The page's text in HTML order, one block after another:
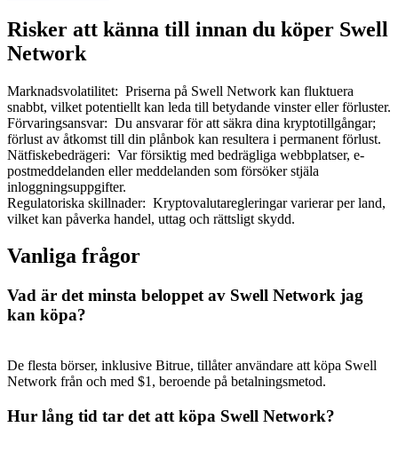
Risker att känna till innan du köper Swell
Network
Marknadsvolatilitet: Priserna på Swell Network kan fluktuera
snabbt, vilket potentiellt kan leda till betydande vinster eller förluster.
Förvaringsansvar: Du ansvarar för att säkra dina kryptotillgångar;
förlust av åtkomst till din plånbok kan resultera i permanent förlust.
Nätfiskebedrägeri: Var försiktig med bedrägliga webbplatser, e-
postmeddelanden eller meddelanden som försöker stjäla
inloggningsuppgifter.
Regulatoriska skillnader: Kryptovalutaregleringar varierar per land,
vilket kan påverka handel, uttag och rättsligt skydd.
Vanliga frågor
Vad är det minsta beloppet av Swell Network jag
kan köpa?
De flesta börser, inklusive Bitrue, tillåter användare att köpa Swell
Network från och med $1, beroende på betalningsmetod.
Hur lång tid tar det att köpa Swell Network?